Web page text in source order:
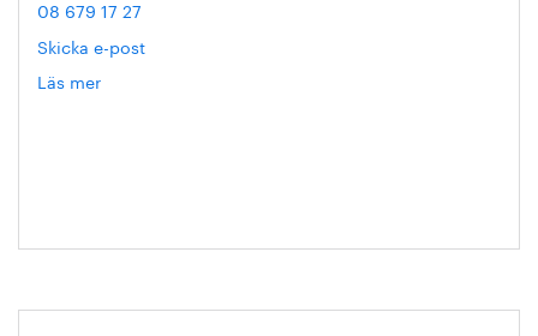
08 679 17 27
Skicka e-post
Läs mer